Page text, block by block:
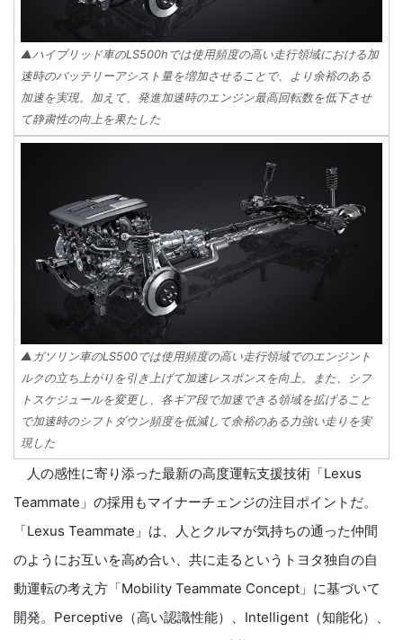
▲ハイブリッド車のLS500hでは使用頻度の高い走行領域における加
速時のバッテリーアシスト量を増加させることで、より余裕のある
加速を実現。加えて、発進加速時のエンジン最高回転数を低下させ
て静粛性の向上を果たした
▲ガソリン車のLS500では使用頻度の高い走行領域でのエンジント
ルクの立ち上がりを引き上げて加速レスポンスを向上。また、シフ
トスケジュールを変更し、各ギア段で加速できる領域を拡げること
で加速時のシフトダウン頻度を低減して余裕のある力強い走りを実
現した
人の感性に寄り添った最新の高度運転支援技術「Lexus
Teammate」の採用もマイナーチェンジの注目ポイントだ。
「Lexus Teammate」は、人とクルマが気持ちの通った仲間
のようにお互いを高め合い、共に走るというトヨタ独自の自
動運転の考え方「Mobility Teammate Concept」に基づいて
開発。Perceptive（高い認識性能）、Intelligent（知能化）、